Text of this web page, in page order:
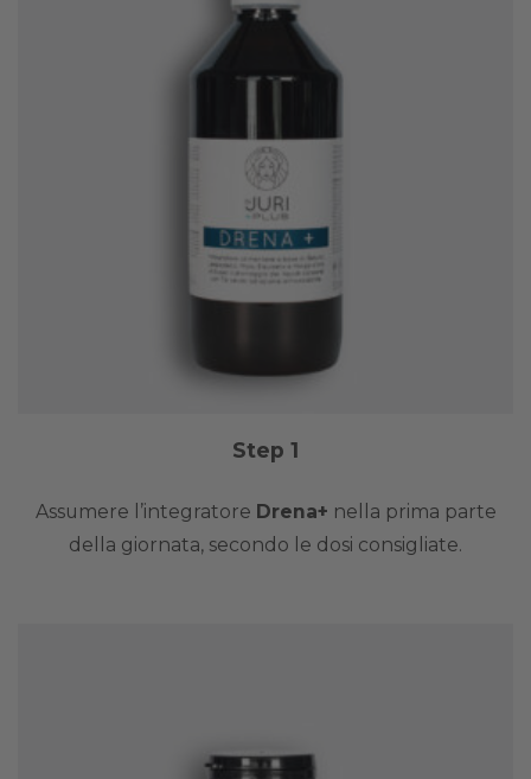
Step 1
Assumere l’integratore Drena+ nella prima parte
della giornata, secondo le dosi consigliate.